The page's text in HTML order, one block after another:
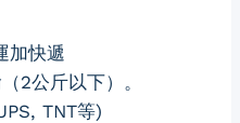
加快遞
2公斤以下）。
TNT等)